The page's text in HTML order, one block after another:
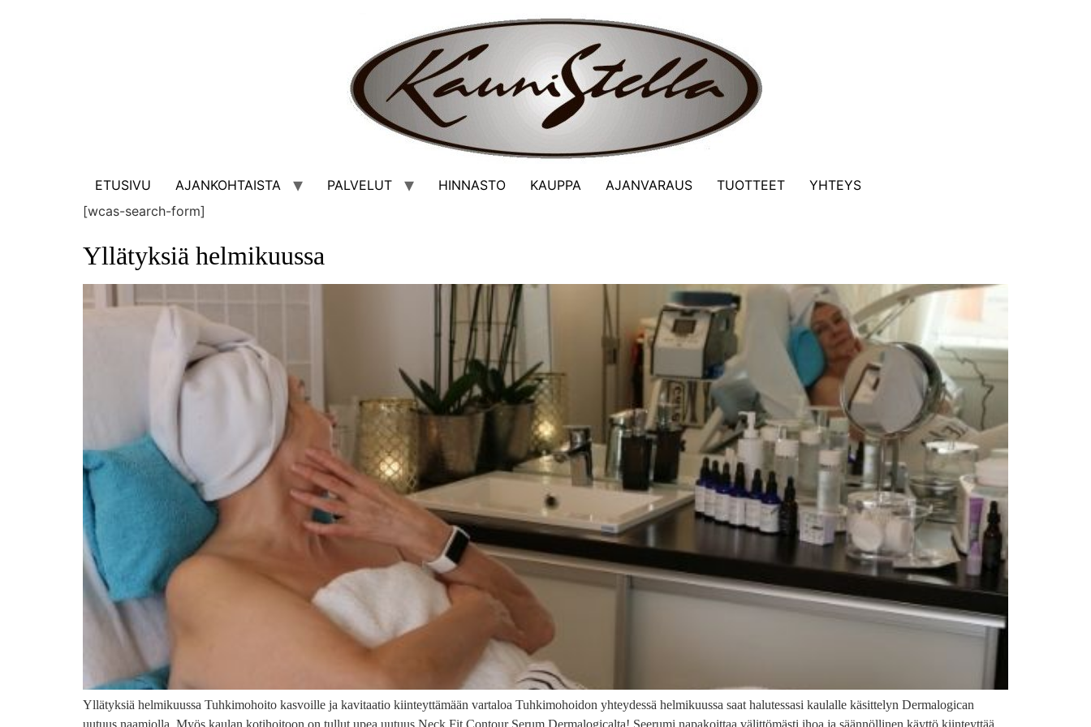
ETUSIVU AJANKOHTAISTA PALVELUT HINNASTO KAUPPA AJANVARAUS TUOTTEET
YHTEYS
[wcas-search-form]
Yllätyksiä helmikuussa
Yllätyksiä helmikuussa Tuhkimohoito kasvoille ja kavitaatio kiinteyttämään vartaloa Tuhkimohoidon yhteydessä helmikuussa saat halutessasi kaulalle käsittelyn Dermalogican
uutuus naamiolla. Myös kaulan kotihoitoon on tullut upea uutuus Neck Fit Contour Serum Dermalogicalta! Seerumi napakoittaa välittömästi ihoa ja säännöllinen käyttö kiinteyttää